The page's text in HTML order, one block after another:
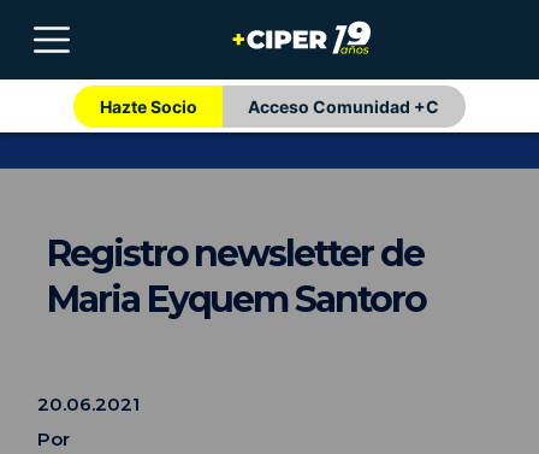
Hazte Socio Acceso Comunidad +C
Registro newsletter de
Maria Eyquem Santoro
20.06.2021
Por